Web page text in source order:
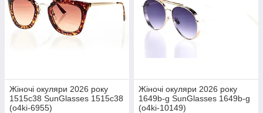
Жіночі окуляри 2026 року
1515c38 SunGlasses 1515c38
(o4ki-6955)
Жіночі окуляри 2026 року
1649b-g SunGlasses 1649b-g
(o4ki-10149)